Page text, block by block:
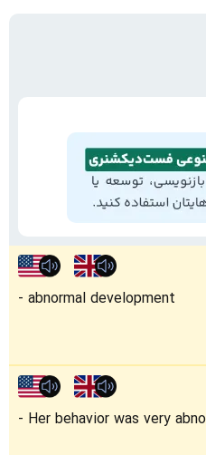
abnormal development
Her behavior was very